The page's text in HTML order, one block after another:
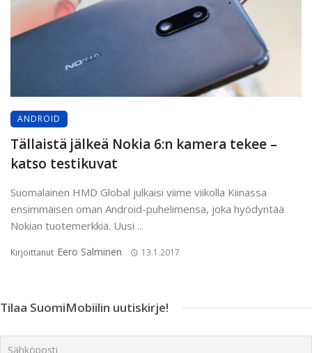
ANDROID
Tällaistä jälkeä Nokia 6:n kamera tekee –
katso testikuvat
Suomalainen HMD Global julkaisi viime viikolla Kiinassa
ensimmäisen oman Android-puhelimensa, joka hyödyntää
Nokian tuotemerkkiä. Uusi ...
Kirjoittanut Eero Salminen 13.1.2017
Tilaa SuomiMobiilin uutiskirje!